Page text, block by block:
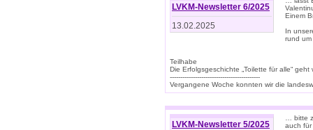
LVKM-Newsletter 6/2025
13.02.2025
Einem
In
rund
Teilhabe
Die Erfolgsgeschichte „Toilette für alle“
-------------------------------------------
Vergangene Woche konnten wir die
LVKM-Newsletter 5/2025
… bitte
auch für